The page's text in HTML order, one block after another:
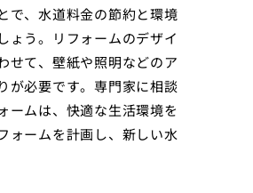
で、水道料金の節約と環境
ょう。リフォームのデザイ
せて、壁紙や照明などのア
が必要です。専門家に相談
ームは、快適な生活環境を
ォームを計画し、新しい水